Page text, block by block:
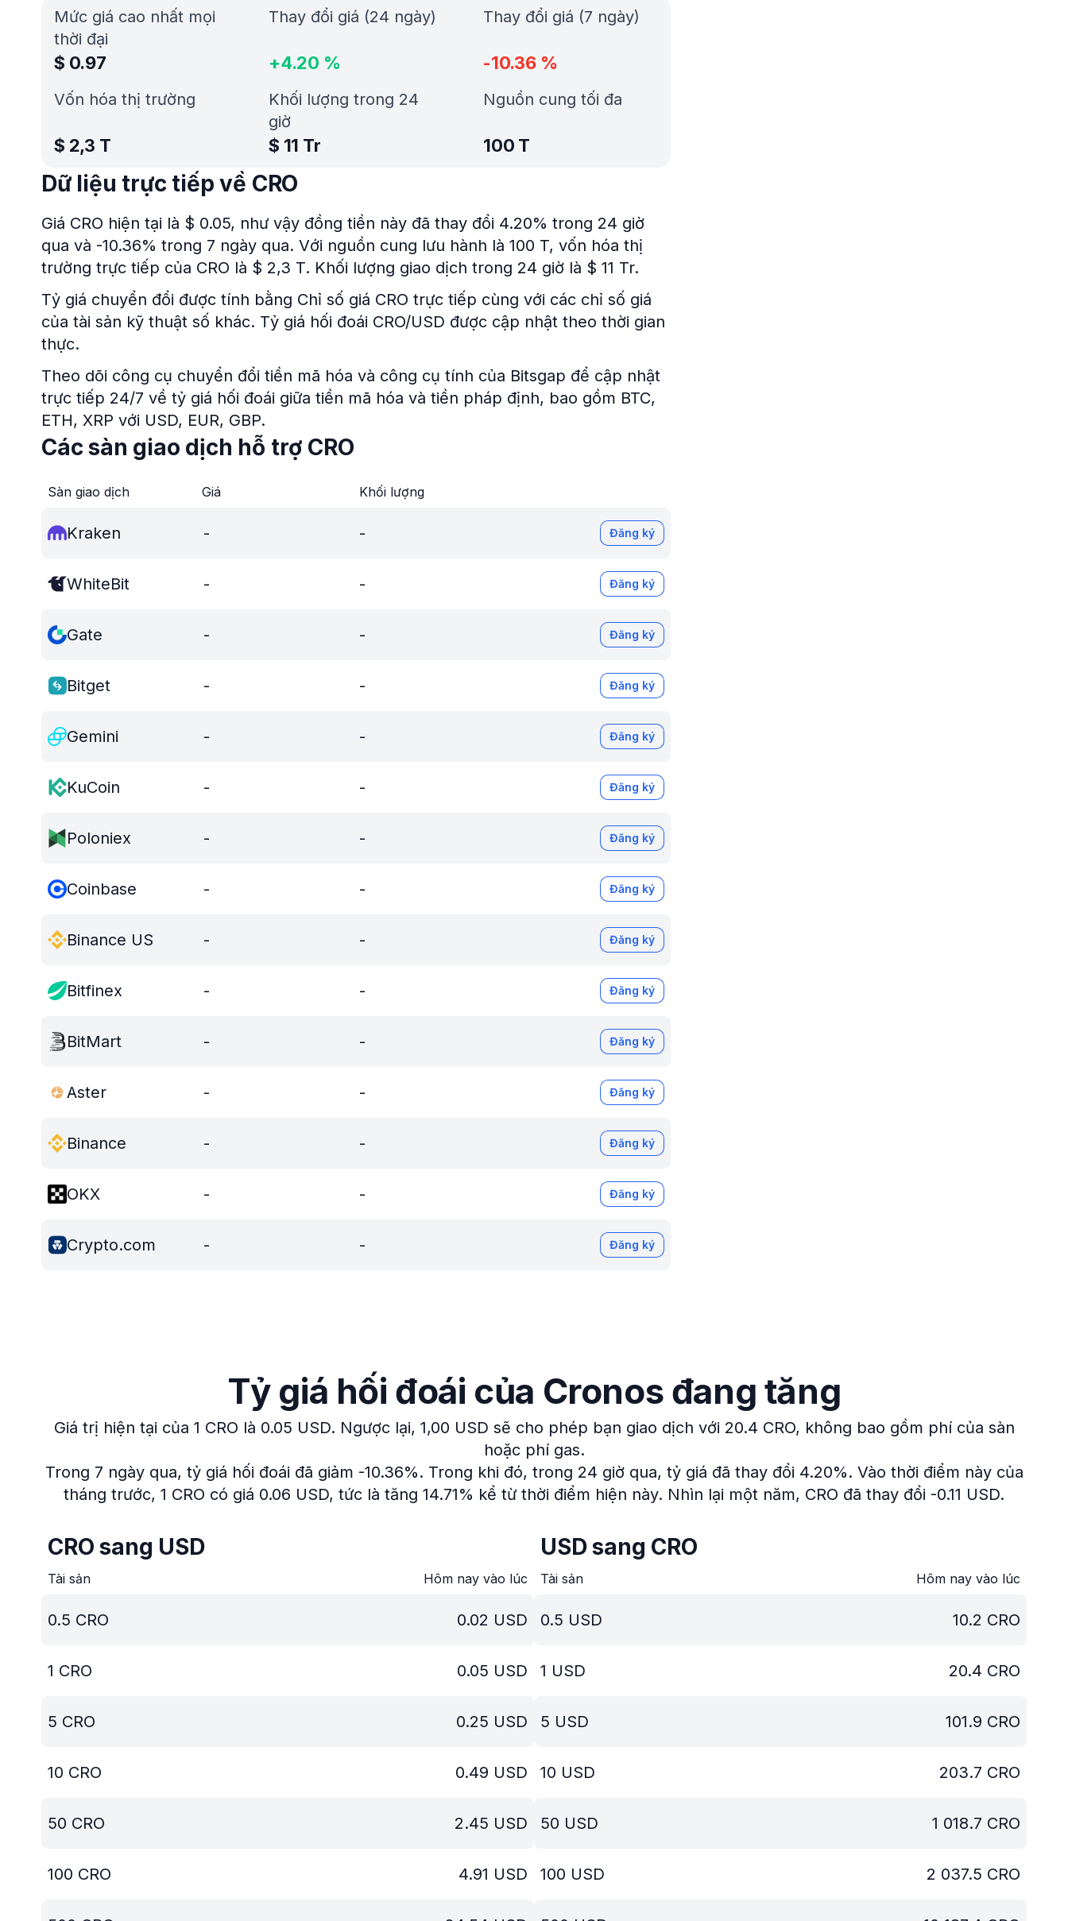
Mức giá cao nhất mọi
thời đại
$ 0.97
Vốn hóa thị trường
$ 2,3 T
Thay đổi giá (24 ngày)
+4.20 %
Thay đổi giá (7 ngày)
-10.36%
Khối lượng trong 24
giờ
$ 11 Tr
Nguồn cung tối đa
100 T
Dữ liệu trực tiếp về CRO
Giá CRO hiện tại là $ 0.05, như vậy đồng tiền này đã thay đổi 4.20% trong 24 giờ
qua và -10.36% trong 7 ngày qua. Với nguồn cung lưu hành là 100 T, vốn hóa thị
trường trực tiếp của CRO là $ 2,3 T. Khối lượng giao dịch trong 24 giờ là $ 11 Tr.
Tỷ giá chuyển đổi được tính bằng Chỉ số giá CRO trực tiếp cùng với các chỉ số giá
của tài sản kỹ thuật số khác. Tỷ giá hối đoái CRO/USD được cập nhật theo thời gian
thực.
Theo dõi công cụ chuyển đổi tiền mã hóa và công cụ tính của Bitsgap để cập nhật
trực tiếp 24/7 về tỷ giá hối đoái giữa tiền mã hóa và tiền pháp định, bao gồm BTC,
ETH, XRP với USD, EUR, GBP.
Các sàn giao dịch hỗ trợ CRO
Sàn giao dịch Giá Khối lượng
Kraken - - Đăng ký
WhiteBit - - Đăng ký
Gate - - Đăng ký
Bitget - - Đăng ký
Gemini - - Đăng ký
KuCoin - - Đăng ký
Poloniex - - Đăng ký
Coinbase - - Đăng ký
Binance US - - Đăng ký
Bitfinex - - Đăng ký
BitMart - - Đăng ký
Aster - - Đăng ký
Binance - - Đăng ký
OKX - - Đăng ký
Crypto.com - - Đăng ký
Tỷ giá hối đoái của Cronos đang tăng
Giá trị hiện tại của 1 CRO là 0.05 USD. Ngược lại, 1,00 USD sẽ cho phép bạn giao dịch với 20.4 CRO, không bao gồm phí của sàn
hoặc phí gas.
Trong 7 ngày qua, tỷ giá hối đoái đã giảm -10.36%. Trong khi đó, trong 24 giờ qua, tỷ giá đã thay đổi 4.20%. Vào thời điểm này của
tháng trước, 1 CRO có giá 0.06 USD, tức là tăng 14.71% kể từ thời điểm hiện này. Nhìn lại một năm, CRO đã thay đổi -0.11 USD.
CRO sang USD
Tài sản Hôm nay vào lúc
0.5 CRO 0.02 USD
1 CRO 0.05 USD
5 CRO 0.25 USD
10 CRO 0.49 USD
50 CRO 2.45 USD
100 CRO 4.91 USD
USD sang CRO
Tài sản Hôm nay vào lúc
0.5 USD 10.2 CRO
1 USD 20.4 CRO
5 USD 101.9 CRO
10 USD 203.7 CRO
50 USD 1 018.7 CRO
100 USD 2 037.5 CRO